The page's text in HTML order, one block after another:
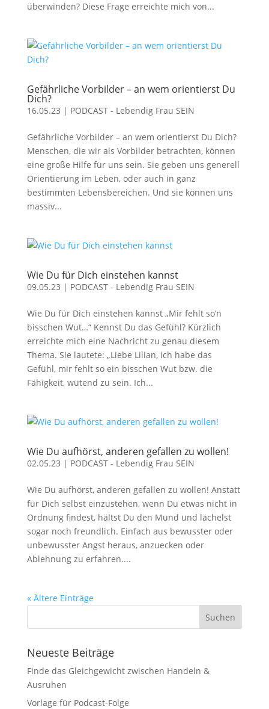
überwinden? Diese Frage erreichte mich von...
Gefährliche Vorbilder – an wem orientierst Du
Dich?
16.05.23 | PODCAST - Lebendig Frau SEIN
Gefährliche Vorbilder – an wem orientierst Du Dich?
Menschen, die wir als Vorbilder betrachten, können
eine große Hilfe für uns sein. Sie geben uns generell
Orientierung im Leben, oder auch in ganz
bestimmten Lebensbereichen. Und sie können uns
massiv...
Wie Du für Dich einstehen kannst
09.05.23 | PODCAST - Lebendig Frau SEIN
Wie Du für Dich einstehen kannst „Mir fehlt so’n
bisschen Wut…“ Kennst Du das Gefühl? Kürzlich
erreichte mich eine Nachricht zu genau diesem
Thema. Sie lautete: „Liebe Lilian, ich habe das
Gefühl, mir fehlt so ein bisschen Wut bzw. die
Fähigkeit, wütend zu sein. Ich...
Wie Du aufhörst, anderen gefallen zu wollen!
02.05.23 | PODCAST - Lebendig Frau SEIN
Wie Du aufhörst, anderen gefallen zu wollen! Anstatt
für Dich selbst einzustehen, wenn Du etwas nicht in
Ordnung findest, hältst Du den Mund und lächelst
sogar noch freundlich. Einfach aus bewusster oder
unbewusster Angst heraus, anzuecken oder
Ablehnung zu erfahren....
« Ältere Einträge
Neueste Beiträge
Finde das Gleichgewicht zwischen Handeln &
Ausruhen
Vorlage für Podcast-Folge